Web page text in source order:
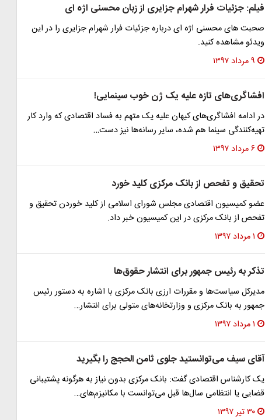
فیلم: جزئیات فرار شهرام جزایری از زبان محسنی اژه ای
صحبت های محسنی اژه ای درباره جزئیات فرار شهرام جزایری را در این
ویدئو مشاهده کنید.
۹ مرداد ۱۳۹۷
افشاگری‌های تازه علیه یک ژن خوب سینمایی!
در ادامه افشاگری‌های کیهان علیه یک متهم به فساد اقتصادی که وارد کار
تهیه‌کنندگی سینما هم شده، سایر رسانه‌ها نیز دست…
۶ مرداد ۱۳۹۷
تحقیق و تفحص از بانک مرکزی کلید خورد
عضو کمیسیون اقتصادی مجلس شورای اسلامی از کلید خوردن تحقیق و
تفحص از بانک مرکزی در این کمیسیون خبر داد.
۱ مرداد ۱۳۹۷
تذکر به رئیس جمهور برای انتشار حقوق‌ها
مدیرکل سیاست‌ها و مقررات ارزی بانک مرکزی با اشاره به دستور رئیس
جمهور به بانک مرکزی و وزارتخانه‌های متولی برای انتشار…
۱ مرداد ۱۳۹۷
آقای سیف می‌توانستید جلوی ثامن الحجج را بگیرید
یک کارشناس اقتصادی گفت: بانک مرکزی بدون نیاز به هرگونه پشتیبانی
قضایی یا انتظامی سال‌ها قبل می‌توانست با مکانیزم‌های…
۳۰ تیر ۱۳۹۷